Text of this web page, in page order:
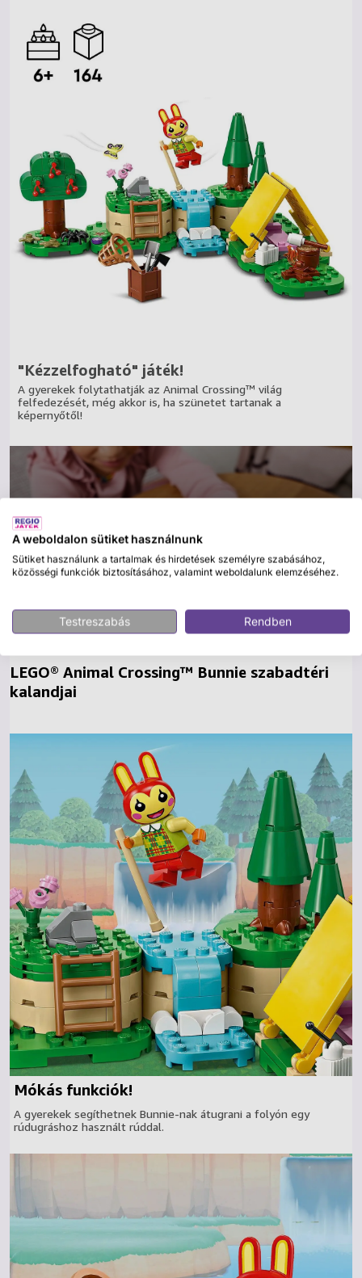
"Kézzelfogható" játék!
A gyerekek folytathatják az Animal Crossing™ világ
felfedezését, még akkor is, ha szünetet tartanak a
képernyőtől!
LEGO® Animal Crossing™ Bunnie szabadtéri
kalandjai
Mókás funkciók!
A gyerekek segíthetnek Bunnie-nak átugrani a folyón egy
rúdugráshoz használt rúddal.
A weboldalon sütiket használnunk
Sütiket használunk a tartalmak és hirdetések személyre szabásához,
közösségi funkciók biztosításához, valamint weboldalunk elemzéséhez.
Testreszabás Rendben